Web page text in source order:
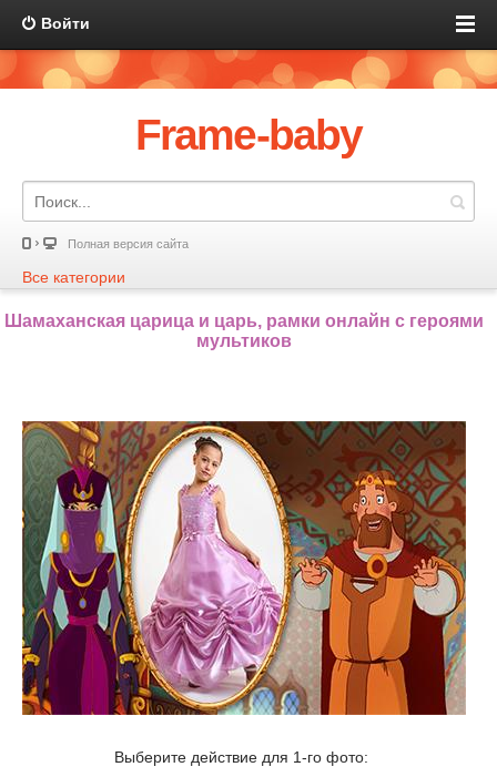
Войти
Frame-baby
Полная версия сайта
Все категории
Шамаханская царица и царь, рамки онлайн с героями
мультиков
Выберите действие для 1-го фото: